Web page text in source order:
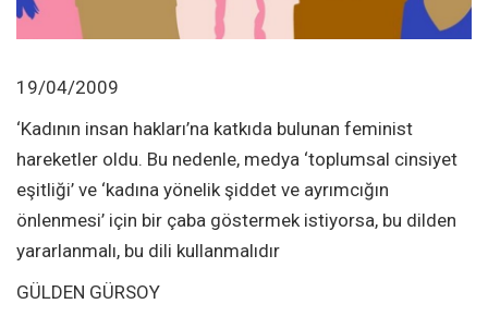
19/04/2009
‘Kadının insan hakları’na katkıda bulunan feminist
hareketler oldu. Bu nedenle, medya ‘toplumsal cinsiyet
eşitliği’ ve ‘kadına yönelik şiddet ve ayrımcığın
önlenmesi’ için bir çaba göstermek istiyorsa, bu dilden
yararlanmalı, bu dili kullanmalıdır
GÜLDEN GÜRSOY